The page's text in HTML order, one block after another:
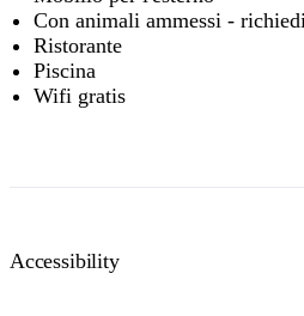
Con animali ammessi -
Ristorante
Piscina
Wifi gratis
Accessibility